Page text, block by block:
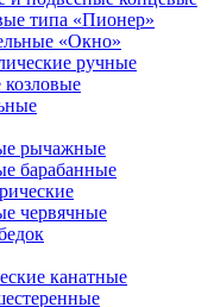
типа «Пионер»
«Окно»
ручные
рычажные
барабанные
червячные
канатные